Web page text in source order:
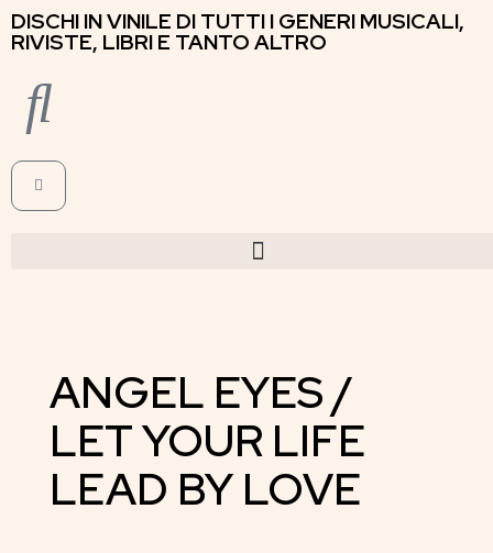
DISCHI IN VINILE DI TUTTI I GENERI MUSICALI,
RIVISTE, LIBRI E TANTO ALTRO
ANGEL EYES /
LET YOUR LIFE
LEAD BY LOVE